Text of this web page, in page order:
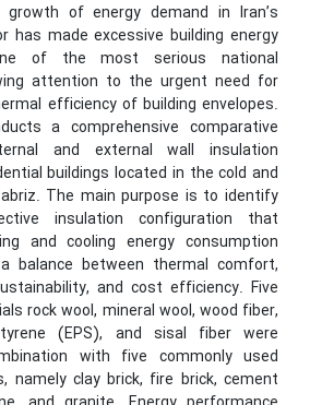
growth of energy demand in Iran’s
has made excessive building energy
of the most serious national
attention to the urgent need for
efficiency of building envelopes.
a comprehensive comparative
and external wall insulation
buildings located in the cold and
The main purpose is to identify
insulation configuration that
and cooling energy consumption
balance between thermal comfort,
and cost efficiency. Five
rock wool, mineral wool, wood fiber,
(EPS), and sisal fiber were
with five commonly used
namely clay brick, fire brick, cement